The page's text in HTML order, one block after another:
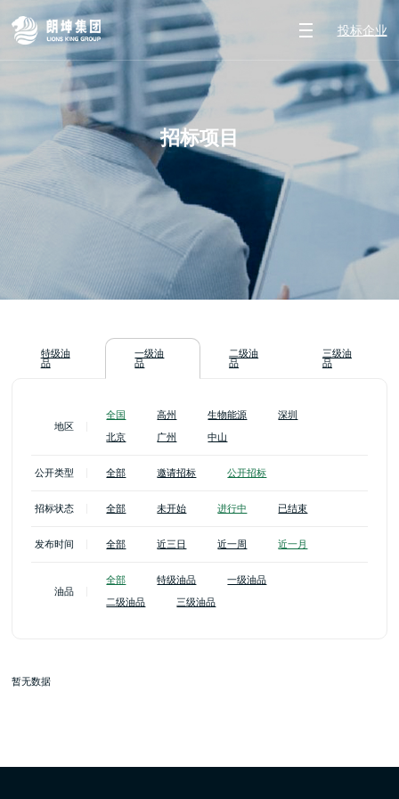
投标企业
招标项目
特级油
品
一级油
品
二级油
品
三级油
品
地区
全国 高州 生物能源 深圳
北京 广州 中山
公开类型 全部 邀请招标 公开招标
招标状态 全部 未开始 进行中 已结束
发布时间 全部 近三日 近一周 近一月
油品
全部 特级油品 一级油品
二级油品 三级油品
暂无数据